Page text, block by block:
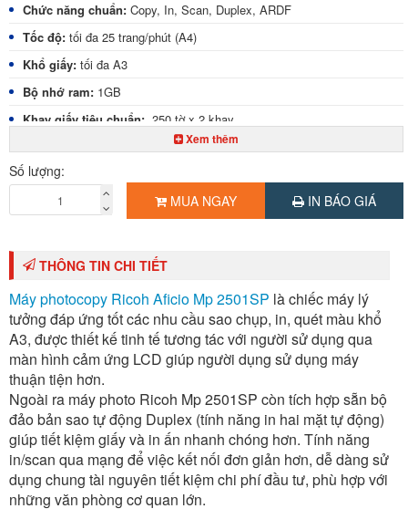
Chức năng chuẩn: Copy, In, Scan, Duplex, ARDF
Tốc độ: tối đa 25 trang/phút (A4)
Khổ giấy: tối đa A3
Bộ nhớ ram: 1GB
Khay giấy tiêu chuẩn: 250 tờ x 2 khay
Độ phân giải:
Phóng to – thu nhỏ:
25% - 400% (tăng/giảm 1%)
Bộ nạp và đảo mặt bản gốc: có sẵn ARDF DF 2020 (khả năng chứa
giấy 100 tờ)
Bộ đảo bản sao:có sẵn
Chức năng in: in qua mạng nội bộ
Chức năng scan:scan màu, scan to email, scan to folder
Chuẩn kết nối:
Chức năng đặc biệt: màn hình điều khiển cảm ứng 4,3 inch, chi bộ
điện tử, quét 1 lần sao chụp nhiều lần, quản lý người dùng
Kích thước:587 x 568 x 558 mm
Trọng lượng:44 kg
Sử dụng mực:MP2501S
Xem thêm
Số lượng:
MUA NGAY
IN BÁO GIÁ
THÔNG TIN CHI TIẾT
Máy photocopy Ricoh Aficio Mp 2501SP là chiếc máy lý
tưởng đáp ứng tốt các nhu cầu sao chụp, in, quét màu khổ
A3, được thiết kế tinh tế tương tác với người sử dụng qua
màn hình cảm ứng LCD giúp người dụng sử dụng máy
thuận tiện hơn.
Ngoài ra máy photo Ricoh Mp 2501SP còn tích hợp sẵn bộ
đảo bản sao tự động Duplex (tính năng in hai mặt tự động)
giúp tiết kiệm giấy và in ấn nhanh chóng hơn. Tính năng
in/scan qua mạng để việc kết nối đơn giản hơn, dễ dàng sử
dụng chung tài nguyên tiết kiệm chi phí đầu tư, phù hợp với
những văn phòng cơ quan lớn.